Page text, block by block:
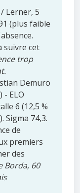
Lerner, 5
(plus faible
suivre cet
trop
Demuro
- ELO
6 (12,5 %
Sigma 74,3.
de
premiers
des
Borda, 60